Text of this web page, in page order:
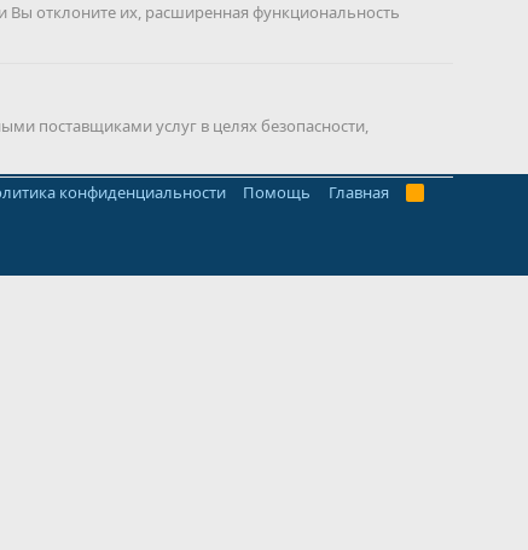
конфиденциальности Помощь Главная
R
отклоните их, расширенная функциональность
поставщиками услуг в целях безопасности,